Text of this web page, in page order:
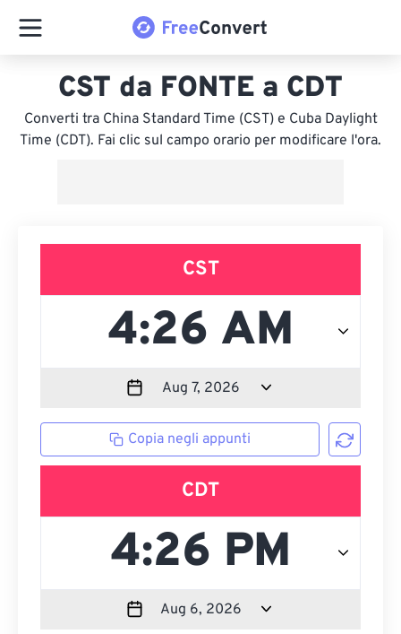
CST da FONTE a CDT
Converti tra China Standard Time (CST) e Cuba Daylight
Time (CDT). Fai clic sul campo orario per modificare l'ora.
CST
Copia negli appunti
CDT